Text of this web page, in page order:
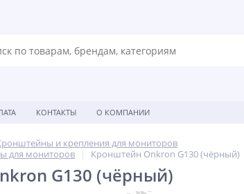
КОНТАКТЫ О КОМПАНИИ
и крепления для мониторов
для мониторов
Кронштейн Onkron G130 (чёрный)
G130 (чёрный)